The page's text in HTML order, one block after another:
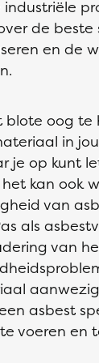
de
en de
oog te
in
je op kunt
kan ook
van
als
van
asbest
voeren en